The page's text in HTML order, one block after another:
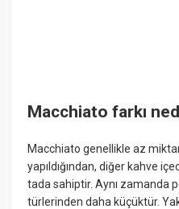
Macchiato farkı
Macchiato genellikle az
yapıldığından, diğer kahve
tada sahiptir. Aynı zamanda
türlerinden daha küçüktür.